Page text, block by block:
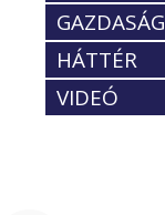
GAZDASÁG
HÁTTÉR
VIDEÓ